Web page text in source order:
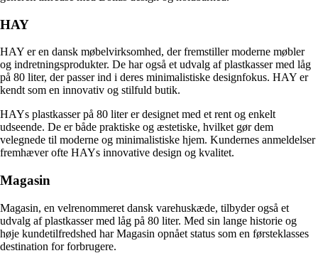
HAY
HAY er en dansk møbelvirksomhed, der fremstiller moderne møbler
og indretningsprodukter. De har også et udvalg af plastkasser med låg
på 80 liter, der passer ind i deres minimalistiske designfokus. HAY er
kendt som en innovativ og stilfuld butik.
HAYs plastkasser på 80 liter er designet med et rent og enkelt
udseende. De er både praktiske og æstetiske, hvilket gør dem
velegnede til moderne og minimalistiske hjem. Kundernes anmeldelser
fremhæver ofte HAYs innovative design og kvalitet.
Magasin
Magasin, en velrenommeret dansk varehuskæde, tilbyder også et
udvalg af plastkasser med låg på 80 liter. Med sin lange historie og
høje kundetilfredshed har Magasin opnået status som en førsteklasses
destination for forbrugere.